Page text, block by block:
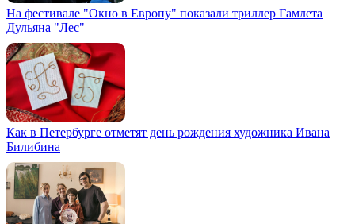
На фестивале "Окно в Европу" показали триллер Гамлета
Дульяна "Лес"
Как в Петербурге отметят день рождения художника Ивана
Билибина